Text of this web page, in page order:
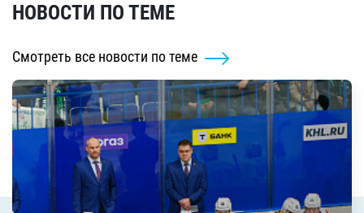
НОВОСТИ ПО ТЕМЕ
Смотреть все новости по теме